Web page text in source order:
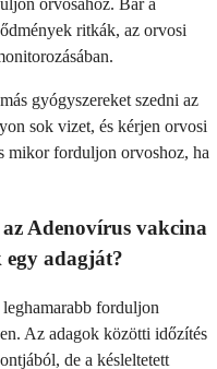
orvosához. Bár a
ritkák, az orvosi
gyógyszereket szedni az
sok vizet, és kérjen orvosi
mikor forduljon orvoshoz, ha
Adenovírus vakcina
adagját?
forduljon
Az adagok közötti időzítés
de a késleltetett